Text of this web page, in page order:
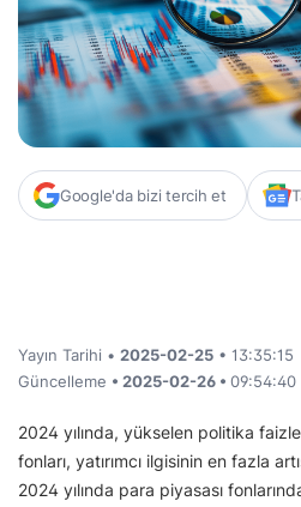
Google'da bizi tercih et
Yayın Tarihi • 2025-02-25 • 13:35:15
Güncelleme • 2025-02-26 • 09:54:40
2024 yılında, yükselen politika
fonları, yatırımcı ilgisinin en fazla
2024 yılında para piyasası